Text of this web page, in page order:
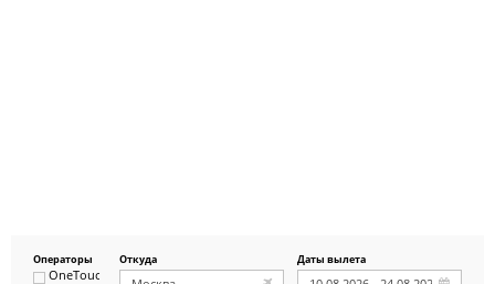
Операторы
OneTouch&Travel
Откуда Даты вылета